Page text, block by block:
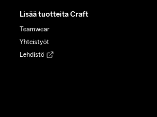
Lisää tuotteita Craft
Teamwear
Yhteistyöt
Lehdistö